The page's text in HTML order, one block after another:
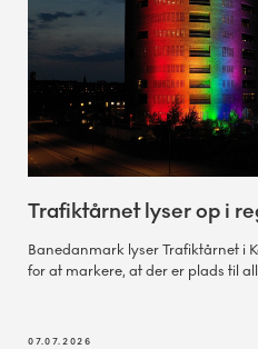
Trafiktårnet lyser op i
Banedanmark lyser Trafiktårnet i
for at markere, at der er plads til
07.07.2026